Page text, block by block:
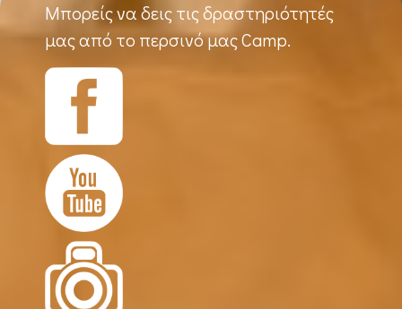
Μπορείς να δεις τις δραστηριότητές
μας από το περσινό μας Camp.